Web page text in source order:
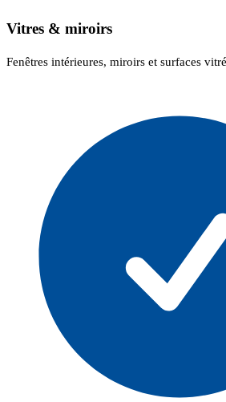
Vitres & miroirs
Fenêtres intérieures, miroirs et surfaces